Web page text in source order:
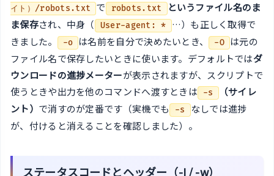
イト）/robots.txt
で robots.txt
というファイル名のま
ま保存され、中身（ User-agent: *
…）も正しく取得で
きました。
-o は名前を自分で決めたいとき、 -O は元の
ファイル名で保存したいときに使います。デフォルトではダ
ウンロードの進捗メーターが表示されますが、スクリプトで
使うときや出力を他のコマンドへ渡すときは
-s
（サイレ
ント） で消すのが定番です（実機でも -s
なしでは進捗
が、付けると消えることを確認しました）。
ステータスコードとヘッダー（-I / -w）